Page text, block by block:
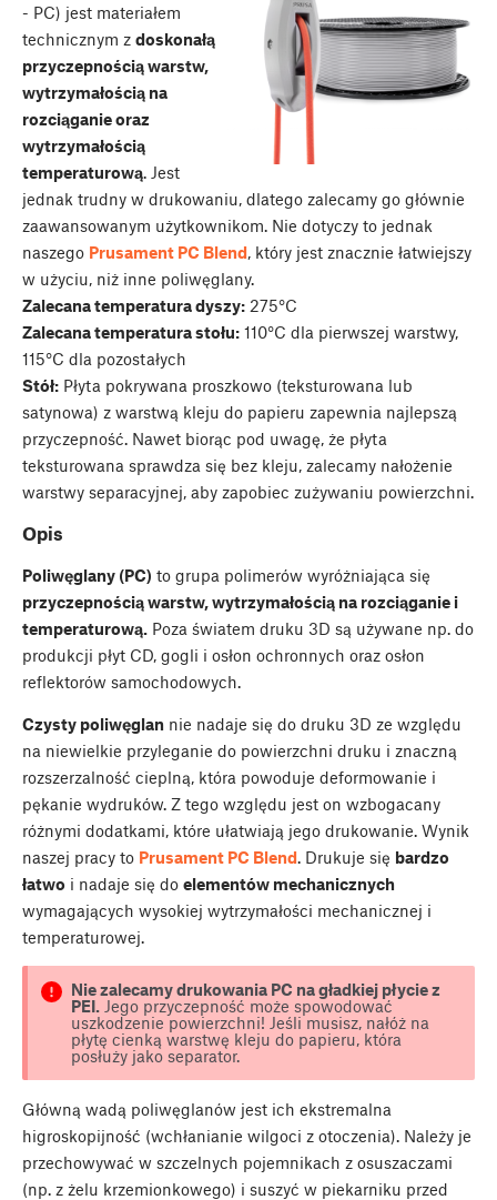
- PC) jest materiałem
technicznym z doskonałą
przyczepnością warstw,
wytrzymałością na
rozciąganie oraz
wytrzymałością
temperaturową. Jest
jednak trudny w drukowaniu, dlatego zalecamy go głównie
zaawansowanym użytkownikom. Nie dotyczy to jednak
naszego Prusament PC Blend, który jest znacznie łatwiejszy
w użyciu, niż inne poliwęglany.
Zalecana temperatura dyszy: 275°C
Zalecana temperatura stołu: 110°C dla pierwszej warstwy,
115°C dla pozostałych
Stół: Płyta pokrywana proszkowo (teksturowana lub
satynowa) z warstwą kleju do papieru zapewnia najlepszą
przyczepność. Nawet biorąc pod uwagę, że płyta
teksturowana sprawdza się bez kleju, zalecamy nałożenie
warstwy separacyjnej, aby zapobiec zużywaniu powierzchni.
Opis
Poliwęglany (PC) to grupa polimerów wyróżniająca się
przyczepnością warstw, wytrzymałością na rozciąganie i
temperaturową. Poza światem druku 3D są używane np. do
produkcji płyt CD, gogli i osłon ochronnych oraz osłon
reflektorów samochodowych.
Czysty poliwęglan nie nadaje się do druku 3D ze względu
na niewielkie przyleganie do powierzchni druku i znaczną
rozszerzalność cieplną, która powoduje deformowanie i
pękanie wydruków. Z tego względu jest on wzbogacany
różnymi dodatkami, które ułatwiają jego drukowanie. Wynik
naszej pracy to Prusament PC Blend. Drukuje się bardzo
łatwo i nadaje się do elementów mechanicznych
wymagających wysokiej wytrzymałości mechanicznej i
temperaturowej.
Nie zalecamy drukowania PC na gładkiej płycie z
PEI.Jego przyczepność może spowodować
uszkodzenie powierzchni! Jeśli musisz, nałóż na
płytę cienką warstwę kleju do papieru, która
posłuży jako separator.
Główną wadą poliwęglanów jest ich ekstremalna
higroskopijność (wchłanianie wilgoci z otoczenia). Należy je
przechowywać w szczelnych pojemnikach z osuszaczami
(np. z żelu krzemionkowego) i suszyć w piekarniku przed